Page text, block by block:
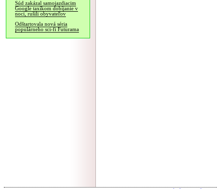
Súd zakázal samojazdiacim
Google taxíkom dobíjanie v
noci, rušili obyvateľov
Odštartovala nová séria
populárneho sci-fi Futurama